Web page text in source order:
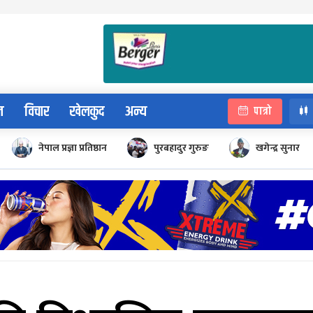
विचार खेलकुद अन्य पात्रो
नेपाल प्रज्ञा प्रतिष्ठान पुरबहादुर गुरुङ खगेन्द्र सुनार